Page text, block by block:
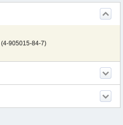
(4-905015-84-7)